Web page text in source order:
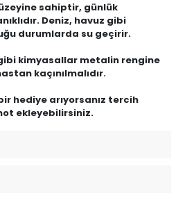
sahiptir, günlük
Deniz, havuz gibi
durumlarda su geçirir.
kimyasallar metalin rengine
kaçınılmalıdır.
hediye arıyorsanız tercih
ekleyebilirsiniz.